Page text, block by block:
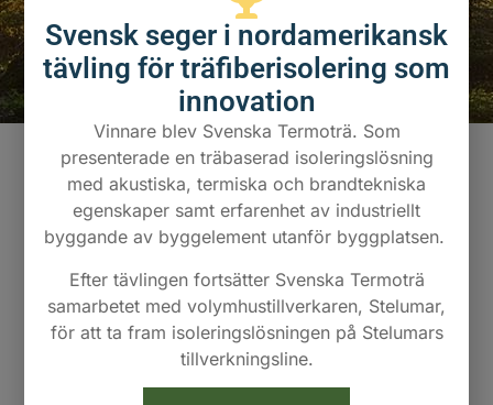
Termoträ® och Ljud
Med Termoträ i bjälklag och väggar kan ljudklass
A erhållas i flera provade konstruktioner. Att ha
god isolering i ett hus har många fördelar, särskilt
när det gäller ljud.
Termoträ är en naturlig isolering som bidrar till
mycket hög ljudkvalitet för flera olika
Svensk seger i nordamerikansk
tävling för träfiberisolering som
innovation
Vinnare blev Svenska Termoträ. Som
presenterade en träbaserad isoleringslösning
med akustiska, termiska och brandtekniska
egenskaper samt erfarenhet av industriellt
byggande av byggelement utanför byggplatsen.
Efter tävlingen fortsätter Svenska Termoträ
samarbetet med volymhustillverkaren, Stelumar,
för att ta fram isoleringslösningen på Stelumars
tillverkningsline.